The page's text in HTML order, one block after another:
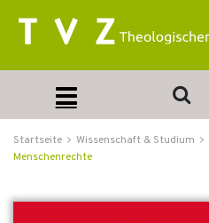
Startseite Wissenschaft & Studium
Menschenrechte